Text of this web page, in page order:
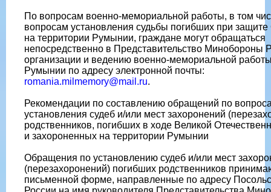
По вопросам военно-мемориальной работы, в том
вопросам установления судьбы погибших при защите
на территории Румынии, граждане могут обращаться
непосредственно в Представительство Минобороны
организации и ведению военно-мемориальной
Румынии по адресу электронной почты:
romania.milmemory@mail.ru.
Рекомендации по составлению обращений по
установления судеб и/или мест захоронений
родственников, погибших в ходе Великой
и захороненных на территории Румынии
Обращения по установлению судеб и/или мест
(перезахоронений) погибших родственников
письменной форме, направленные по адресу